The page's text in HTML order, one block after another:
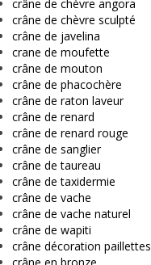
crâne de chèvre angora
crâne de chèvre sculpté
crâne de javelina
crane de moufette
crâne de mouton
crâne de phacochère
crâne de raton laveur
crâne de renard
crâne de renard rouge
crâne de sanglier
crâne de taureau
crâne de taxidermie
crâne de vache
crâne de vache naturel
crâne de wapiti
crâne décoration paillettes
crâne en bronze